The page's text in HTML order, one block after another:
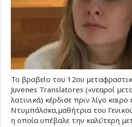
Το βραβείο του 12ου
Juvenes Translatores («νεαροί
λατινικά) κέρδισε πριν λίγο
Ντυμπάλσκα,μαθήτρια του
η οποία υπέβαλε την καλύτερη